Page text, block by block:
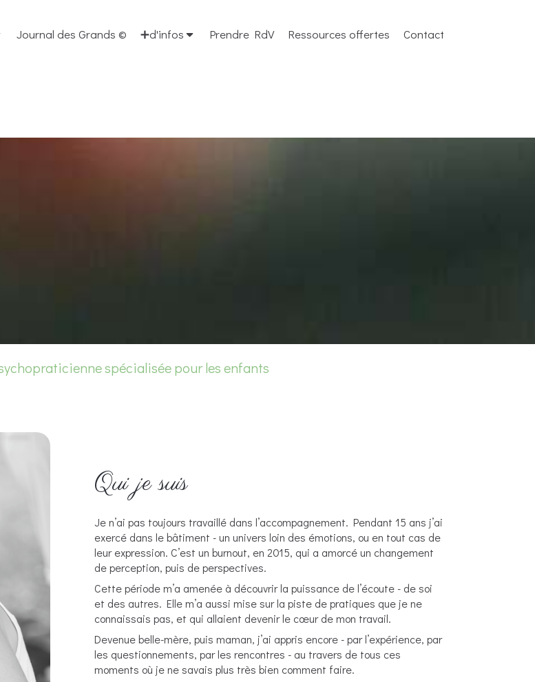
Journal des Grands © ➕d'infos Prendre RdV Ressources offertes Contact
spécialisée pour les enfants
Qui je suis
Je n’ai pas toujours travaillé dans l’accompagnement. Pendant 15 ans j’ai
exercé dans le bâtiment - un univers loin des émotions, ou en tout cas de
leur expression. C’est un burnout, en 2015, qui a amorcé un changement
de perception, puis de perspectives.
Cette période m’a amenée à découvrir la puissance de l’écoute - de soi
et des autres. Elle m’a aussi mise sur la piste de pratiques que je ne
connaissais pas, et qui allaient devenir le cœur de mon travail.
Devenue belle-mère, puis maman, j’ai appris encore - par l’expérience, par
les questionnements, par les rencontres - au travers de tous ces
moments où je ne savais plus très bien comment faire.